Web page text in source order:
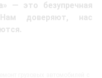
— это безупречная
доверяют, нас